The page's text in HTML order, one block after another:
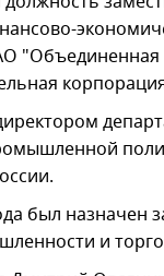
"Объединенная
был назначен
и